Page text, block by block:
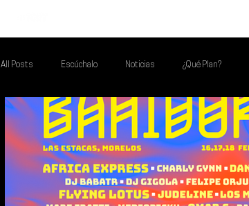
All Posts Escúchalo Noticias ¿Qué Plan?
Talento Mexa Que Debes Escuchar Flash Round
Talento Mexa Semanal Álbumes de la Semana